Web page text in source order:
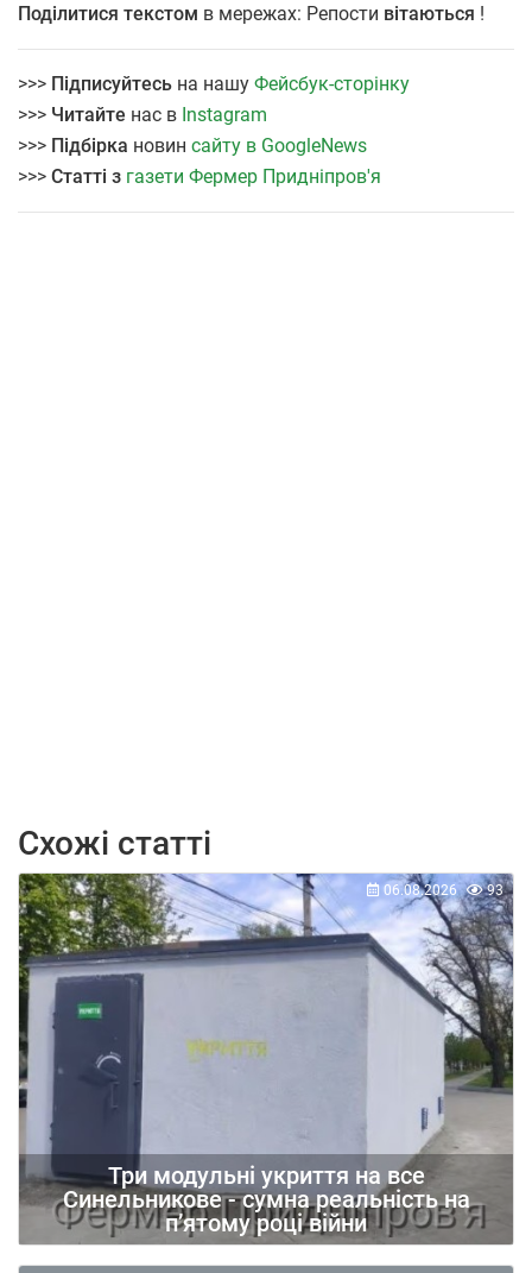
Поділитися текстом в мережах: Репости вітаються !
>>> Підписуйтесь на нашу Фейсбук-сторінку
>>> Читайте нас в Instagram
>>> Підбірка новин сайту в GoogleNews
>>> Статті з газети Фермер Придніпров'я
Схожі статті
Три модульні укриття на все
Синельникове - сумна реальність на
п’ятому році війни
06.08.2026 93